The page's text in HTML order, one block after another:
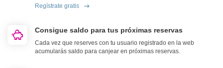
Regístrate gratis
Consigue saldo para tus próximas reservas
Cada vez que reserves con tu usuario registrado en la web
acumularás saldo para canjear en próximas reservas.